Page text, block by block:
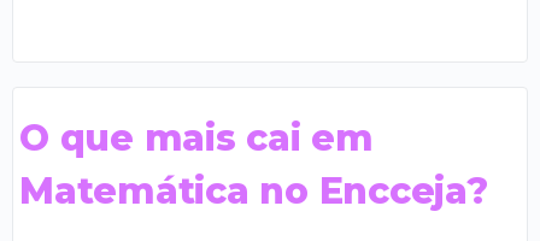
O que mais cai em
Matemática no Encceja?